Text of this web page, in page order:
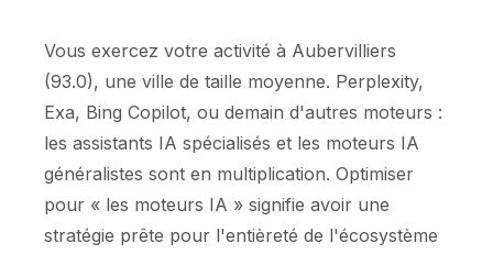
Vous exercez votre activité à Aubervilliers
(93.0), une ville de taille moyenne. Perplexity,
Exa, Bing Copilot, ou demain d'autres moteurs :
les assistants IA spécialisés et les moteurs IA
généralistes sont en multiplication. Optimiser
pour « les moteurs IA » signifie avoir une
stratégie prête pour l'entièreté de l'écosystème